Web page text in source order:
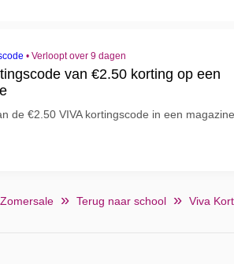
• Verloopt over 9 dagen
van €2.50 korting op een
de €2.50 VIVA kortingscode in een magazine
Zomersale Terug naar school Viva